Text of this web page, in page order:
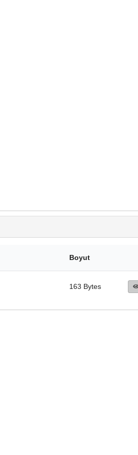
Boyut
163 Bytes